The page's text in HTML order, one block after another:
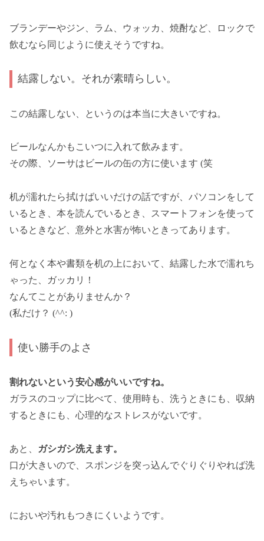
ブランデーやジン、ラム、ウォッカ、焼酎など、ロックで
飲むなら同じように使えそうですね。
結露しない。それが素晴らしい。
この結露しない、というのは本当に大きいですね。
ビールなんかもこいつに入れて飲みます。
その際、ソーサはビールの缶の方に使います (笑
机が濡れたら拭けばいいだけの話ですが、パソコンをして
いるとき、本を読んでいるとき、スマートフォンを使って
いるときなど、意外と水害が怖いときってあります。
何となく本や書類を机の上において、結露した水で濡れち
ゃった、ガッカリ！
なんてことがありませんか？
(私だけ？ (^^: )
使い勝手のよさ
割れないという安心感がいいですね。
ガラスのコップに比べて、使用時も、洗うときにも、収納
するときにも、心理的なストレスがないです。
あと、
ガシガシ洗えます。
口が大きいので、スポンジを突っ込んでぐりぐりやれば洗
えちゃいます。
においや汚れもつきにくいようです。